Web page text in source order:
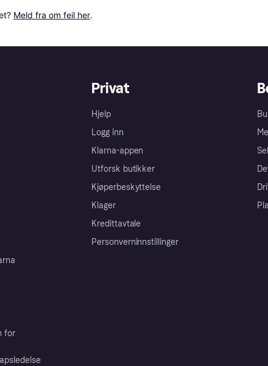
Meld fra om feil her.
for
Privat
Hjelp
Logg inn
Klarna-appen
Utforsk butikker
Kjøperbeskyttelse
Klager
Kredittavtale
Personverninnstillinger